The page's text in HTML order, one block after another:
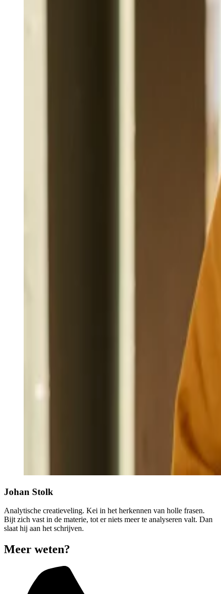
Johan Stolk
Analytische creatieveling. Kei in het herkennen van holle frasen.
Bijt zich vast in de materie, tot er niets meer te analyseren valt. Dan
slaat hij aan het schrijven.
Meer weten?